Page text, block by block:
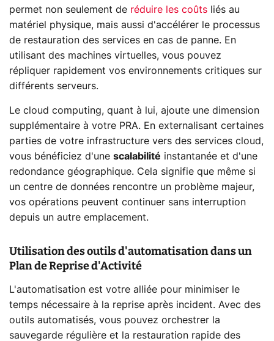
permet non seulement de réduire les coûts liés au
matériel physique, mais aussi d'accélérer le processus
de restauration des services en cas de panne. En
utilisant des machines virtuelles, vous pouvez
répliquer rapidement vos environnements critiques sur
différents serveurs.
Le cloud computing, quant à lui, ajoute une dimension
supplémentaire à votre PRA. En externalisant certaines
parties de votre infrastructure vers des services cloud,
vous bénéficiez d'une scalabilité instantanée et d'une
redondance géographique. Cela signifie que même si
un centre de données rencontre un problème majeur,
vos opérations peuvent continuer sans interruption
depuis un autre emplacement.
Utilisation des outils d'automatisation dans un
Plan de Reprise d'Activité
L'automatisation est votre alliée pour minimiser le
temps nécessaire à la reprise après incident. Avec des
outils automatisés, vous pouvez orchestrer la
sauvegarde régulière et la restauration rapide des